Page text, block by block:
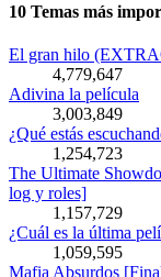
10 Temas más
El gran hilo
4,779,647
Adivina la película
3,003,849
¿Qué estás
1,254,723
The Ultimate
log y roles]
1,157,729
¿Cuál es la última
1,059,595
Mafia Absurdos